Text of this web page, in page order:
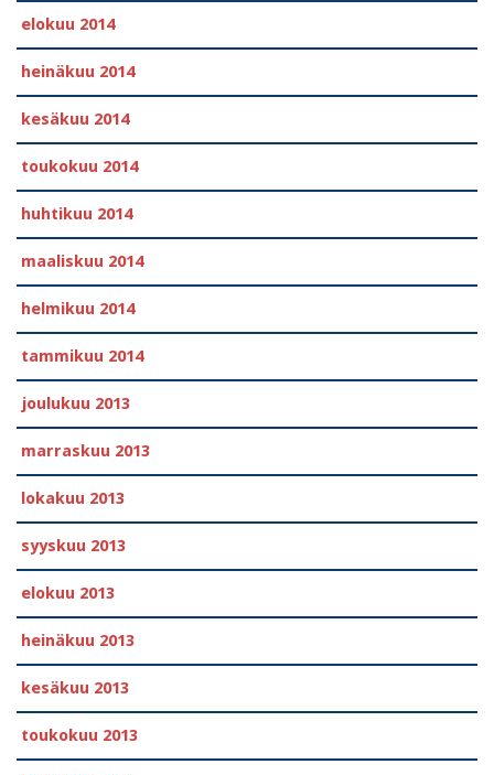
elokuu 2014
heinäkuu 2014
kesäkuu 2014
toukokuu 2014
huhtikuu 2014
maaliskuu 2014
helmikuu 2014
tammikuu 2014
joulukuu 2013
marraskuu 2013
lokakuu 2013
syyskuu 2013
elokuu 2013
heinäkuu 2013
kesäkuu 2013
toukokuu 2013